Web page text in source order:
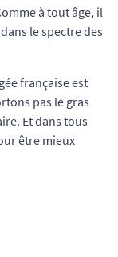
à tout âge, il
le spectre des
française est
pas le gras
Et dans tous
être mieux